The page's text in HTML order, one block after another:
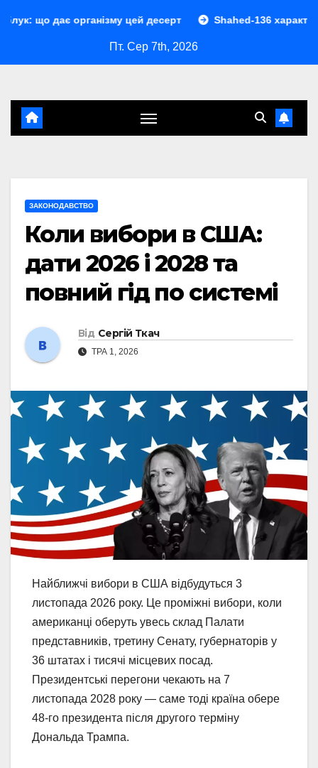
цей десерт Shahed-136 характеристики:
Пт. Сер 7th, 2026
ЗАКОНОДАВСТВО
Коли вибори в США:
дати 2026 і 2028 та
повний гід по системі
Від Сергій Ткач
ТРА 1, 2026
Найближчі вибори в США відбудуться 3
листопада 2026 року. Це проміжні вибори, коли
американці оберуть увесь склад Палати
представників, третину Сенату, губернаторів у
36 штатах і тисячі місцевих посад.
Президентські перегони чекають на 7
листопада 2028 року — саме тоді країна обере
48-го президента після другого терміну
Дональда Трампа.